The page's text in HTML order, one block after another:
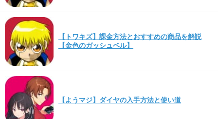
【トワキズ】課金方法とおすすめの商品を解説
【金色のガッシュベル】
【ようマジ】ダイヤの入手方法と使い道